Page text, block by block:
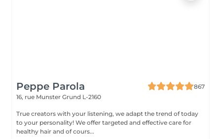
Peppe Parola
867
16, rue Munster Grund L-2160
True creators with your listening, we adapt the trend of today
to your personality! We offer targeted and effective care for
healthy hair and of cours...